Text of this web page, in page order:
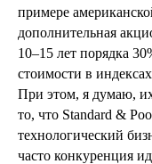
примере
дополнительная
10–15 лет порядка
стоимости в
При этом, я думаю,
то, что Standard &
технологический
часто конкуренция